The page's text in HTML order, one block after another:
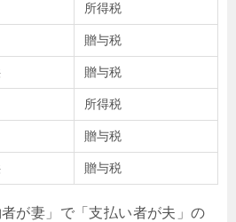
所得税
贈与税
贈与税
所得税
贈与税
贈与税
者が妻」で「支払い者が夫」の